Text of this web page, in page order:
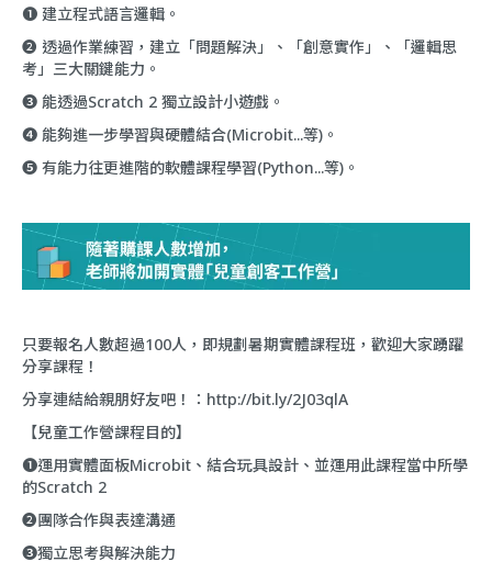
❶ 建立程式語言邏輯。
❷ 透過作業練習，建立「問題解決」、「創意實作」、「邏輯思
考」三大關鍵能力。
❸ 能透過Scratch 2 獨立設計小遊戲。
❹ 能夠進一步學習與硬體結合(Microbit...等)。
❺ 有能力往更進階的軟體課程學習(Python...等)。
只要報名人數超過100人，即規劃暑期實體課程班，歡迎大家踴躍
分享課程！
分享連結給親朋好友吧！： http://bit.ly/2J03qlA
【兒童工作營課程目的】
❶運用實體面板Microbit、結合玩具設計、並運用此課程當中所學
的Scratch 2
❷團隊合作與表達溝通
❸獨立思考與解決能力